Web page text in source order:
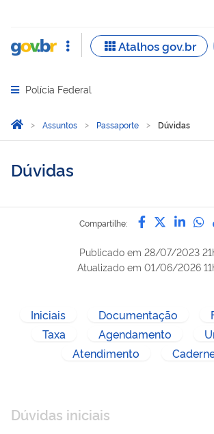
Abrir menu principal de navegação
Polícia Federal
Você está aqui:
Página Inicial
Assuntos Passaporte Dúvidas
Dúvidas
Compartilhe:
Publicado em 28/07/2023
Atualizado em 01/06/2026
Iniciais Documentação
Taxa
Agendamento
Atendimento
Dúvidas iniciais